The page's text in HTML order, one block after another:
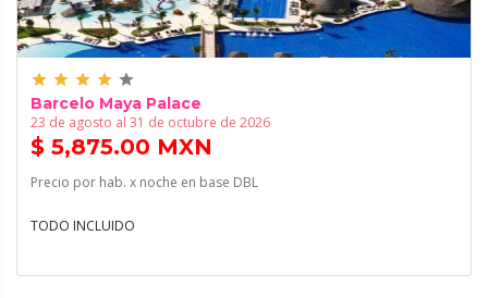
grade grade grade grade grade
Barcelo Maya Palace
23 de agosto al 31 de octubre de 2026
$ 5,875.00 MXN
Precio por hab. x noche en base DBL
TODO INCLUIDO